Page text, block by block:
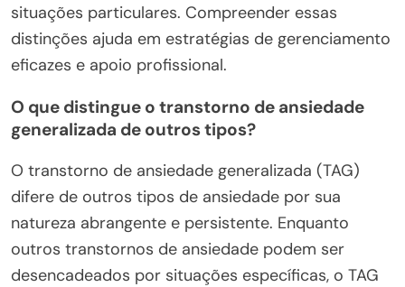
situações particulares. Compreender essas
distinções ajuda em estratégias de gerenciamento
eficazes e apoio profissional.
O que distingue o transtorno de ansiedade
generalizada de outros tipos?
O transtorno de ansiedade generalizada (TAG)
difere de outros tipos de ansiedade por sua
natureza abrangente e persistente. Enquanto
outros transtornos de ansiedade podem ser
desencadeados por situações específicas, o TAG